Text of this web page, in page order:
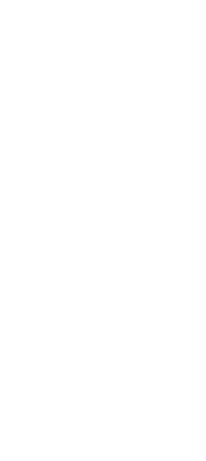
osalema
Rooma
paistavad silma
noored